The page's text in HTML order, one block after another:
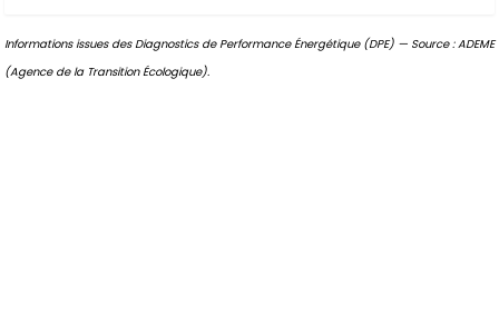
Informations issues des Diagnostics de Performance Énergétique (DPE) — Source : ADEME
(Agence de la Transition Écologique).